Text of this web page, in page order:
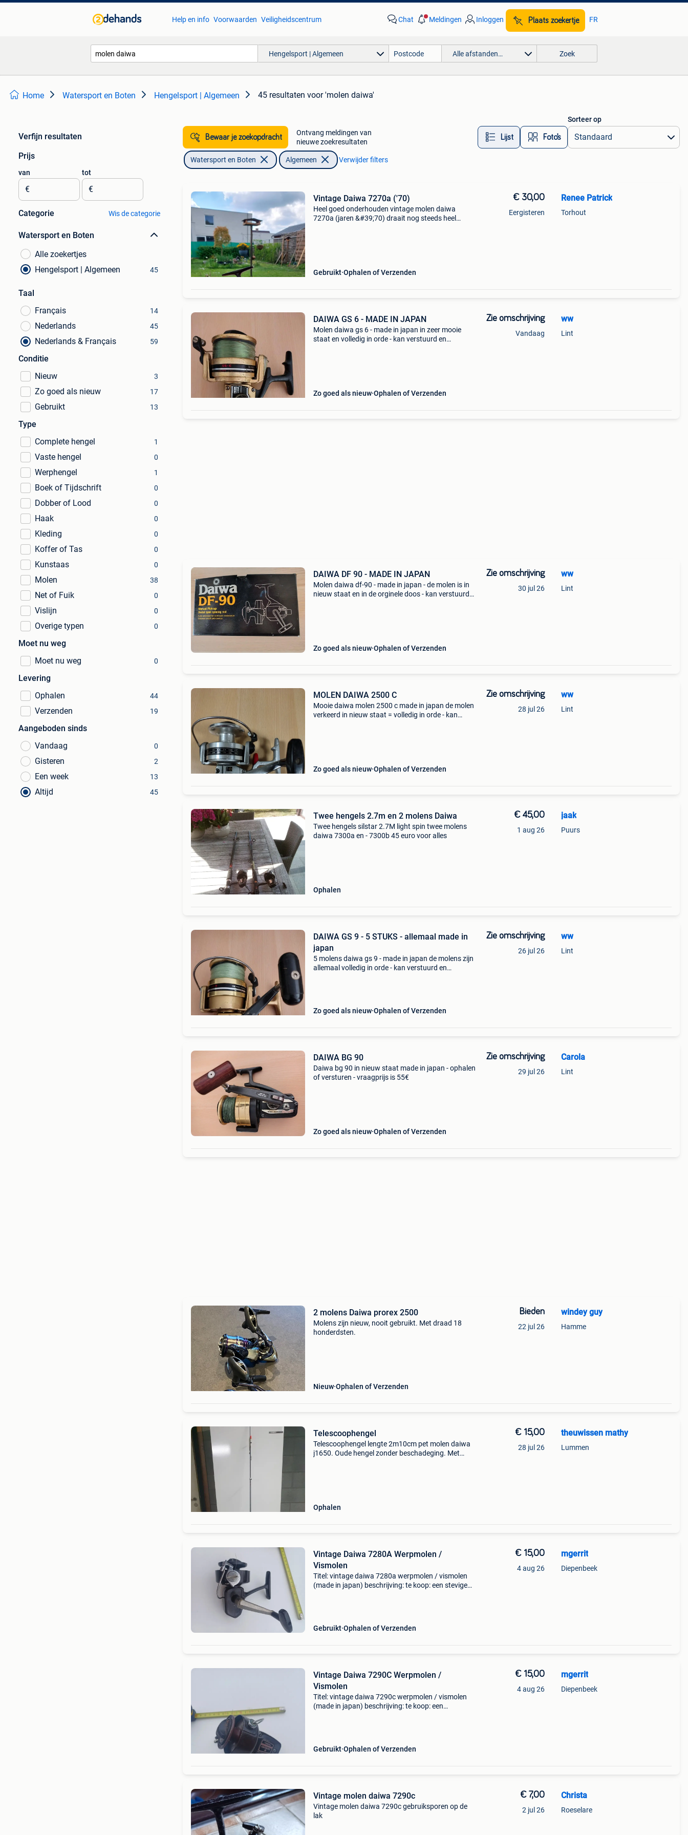
Help en info Voorwaarden Veiligheidscentrum Chat Meldingen Inloggen Plaats zoekertje FR
Hengelsport | Algemeen Alle afstanden… Zoek
Home Watersport en Boten Hengelsport | Algemeen 45 resultaten voor 'molen daiwa'
Verfijn resultaten
Prijs
van
€
tot
€
Categorie Wis de categorie
Watersport en Boten
Alle zoekertjes
Hengelsport | Algemeen
45
Taal
Français
14
Nederlands 45
Nederlands & Français 59
Conditie
Nieuw
3
Zo goed als nieuw 17
Gebruikt 13
Type
Complete hengel
1
Vaste hengel 0
Werphengel 1
Boek of Tijdschrift 0
Dobber of Lood 0
Haak 0
Kleding 0
Koffer of Tas 0
Kunstaas 0
Molen 38
Net of Fuik 0
Vislijn 0
Overige typen 0
Moet nu weg
Moet nu weg
0
Levering
Ophalen
44
Verzenden 19
Aangeboden sinds
Vandaag
0
Gisteren 2
Een week 13
Altijd 45
Bewaar je zoekopdracht
Ontvang meldingen van
nieuwe zoekresultaten
Lijst Foto’s
Sorteer op
Watersport en Boten Algemeen Verwijder filters
Vintage Daiwa 7270a ('70)
Heel goed onderhouden vintage molen daiwa
7270a (jaren &#39;70) draait nog steeds heel
Gebruikt Ophalen of Verzenden
€ 30,00
Eergisteren
Renee Patrick
Torhout
DAIWA GS 6 - MADE IN JAPAN
Molen daiwa gs 6 - made in japan in zeer mooie
staat en volledig in orde - kan verstuurd en
Zo goed als nieuw Ophalen of Verzenden
Zie omschrijving
Vandaag
ww
Lint
DAIWA DF 90 - MADE IN JAPAN
Molen daiwa df-90 - made in japan - de molen is in
nieuw staat en in de orginele doos - kan verstuurd
Zo goed als nieuw Ophalen of Verzenden
Zie omschrijving
30 jul 26
ww
Lint
MOLEN DAIWA 2500 C
Mooie daiwa molen 2500 c made in japan de molen
verkeerd in nieuw staat = volledig in orde - kan
Zo goed als nieuw Ophalen of Verzenden
Zie omschrijving
28 jul 26
ww
Lint
Twee hengels 2.7m en 2 molens Daiwa
Twee hengels silstar 2.7M light spin twee molens
daiwa 7300a en - 7300b 45 euro voor alles
Ophalen
€ 45,00
1 aug 26
jaak
Puurs
DAIWA GS 9 - 5 STUKS - allemaal made in
japan
5 molens daiwa gs 9 - made in japan de molens zijn
allemaal volledig in orde - kan verstuurd en
Zo goed als nieuw Ophalen of Verzenden
Zie omschrijving
26 jul 26
ww
Lint
DAIWA BG 90
Daiwa bg 90 in nieuw staat made in japan - ophalen
of versturen - vraagprijs is 55€
Zo goed als nieuw Ophalen of Verzenden
Zie omschrijving
29 jul 26
Carola
Lint
2 molens Daiwa prorex 2500
Molens zijn nieuw, nooit gebruikt. Met draad 18
honderdsten.
Nieuw Ophalen of Verzenden
Bieden
22 jul 26
windey guy
Hamme
Telescoophengel
Telescoophengel lengte 2m10cm pet molen daiwa
j1650. Oude hengel zonder beschadeging. Met
Ophalen
€ 15,00
28 jul 26
theuwissen mathy
Lummen
Vintage Daiwa 7280A Werpmolen /
Vismolen
Titel: vintage daiwa 7280a werpmolen / vismolen
(made in japan) beschrijving: te koop: een stevige
Gebruikt Ophalen of Verzenden
€ 15,00
4 aug 26
mgerrit
Diepenbeek
Vintage Daiwa 7290C Werpmolen /
Vismolen
Titel: vintage daiwa 7290c werpmolen / vismolen
(made in japan) beschrijving: te koop: een
Gebruikt Ophalen of Verzenden
€ 15,00
4 aug 26
mgerrit
Diepenbeek
Vintage molen daiwa 7290c
Vintage molen daiwa 7290c gebruiksporen op de
lak
€ 7,00
2 jul 26
Christa
Roeselare